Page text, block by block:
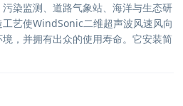
染监测、道路气象站、海洋与生态研
艺使WindSonic二维超声波风速风向
，并拥有出众的使用寿命。它安装简